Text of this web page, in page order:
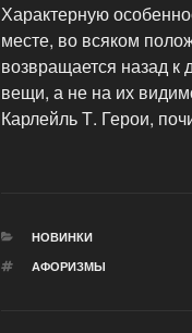
Характерную
месте, во всяком
возвращается назад к
вещи, а не на их
Карлейль Т. Герои,
РУБРИКИ
НОВИНКИ
МЕТКИ
АФОРИЗМЫ